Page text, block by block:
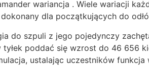
wariancja . Wiele wariacji
dla początkujących do
do szpuli z jego pojedynczy
poddać się wzrost do 46 656
ustalając uczestników